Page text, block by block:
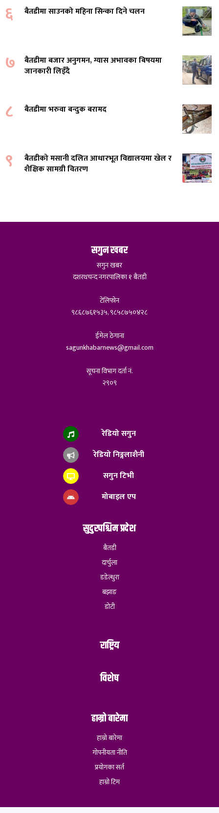
६ बैतडीमा साउनको महिना सिन्का दिने चलन
७
बैतडीमा बजार अनुगमन, ग्यास अभावका बिषयमा
जानकारी लिइँदै
८ बैतडीमा भरुवा बन्दुक बरामद
९
बैतडीको मसानी दलित आधारभूत विद्यालयमा खेल र
शैक्षिक सामग्री वितरण
सगुन खबर
सगुन खबर
दशरथचन्द नगरपालिका १ बैतडी
टेलिफोन
९८६८७६१५३५, ९८५८७५०४२८
ईमेल ठेगाना
sagunkhabarnews@gmail.com
सूचना विभाग दर्ता नं.
२९०९
रेडियो सगुन
रेडियो निङ्गलाशैनी
सगुन टिभी
मोबाइल एप
सुदुरपश्चिम प्रदेश
बैतडी
दार्चुला
डडेल्धुरा
बझाङ
डोटी
राष्ट्रिय
विशेष
हाम्रो बारेमा
हाम्रो बारेमा
गोपनीयता नीति
प्रयोगका सर्त
हाम्रो टिम